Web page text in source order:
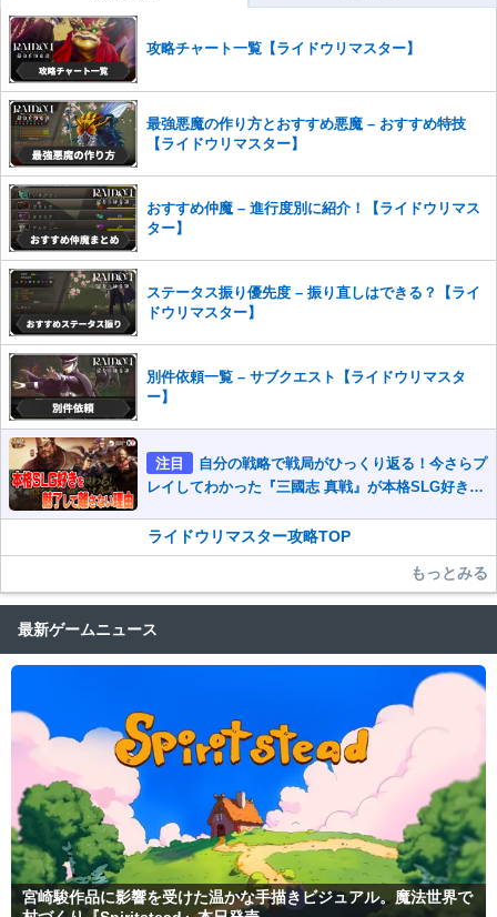
コメントの削除を申請する
※投稿内容を確認後、順次対応さ
せていただきます。ご了承ください。
※一度削除したコメントは復元ができませんのでご注意くだ
さい。
また、過度な利用規約の違反や、弊社に損害の及ぶ内容の書き込みがあ
った場合は、法的措置をとらせていただく場合もございますので、あら
かじめご理解くださいませ。
攻略チャート一覧【ライドウリマスター】
最強悪魔の作り方とおすすめ悪魔 – おすすめ特技
【ライドウリマスター】
おすすめ仲魔 – 進行度別に紹介！【ライドウリマス
ター】
ステータス振り優先度 – 振り直しはできる？【ライ
ドウリマスター】
別件依頼一覧 – サブクエスト【ライドウリマスタ
ー】
注目
自分の戦略で戦局がひっくり返る！今さらプ
レイしてわかった『三國志 真戦』が本格SLG好きを
ライドウリマスター攻略TOP
もっとみる
最新ゲームニュース
宮崎駿作品に影響を受けた温かな手描きビジュアル。魔法世界で